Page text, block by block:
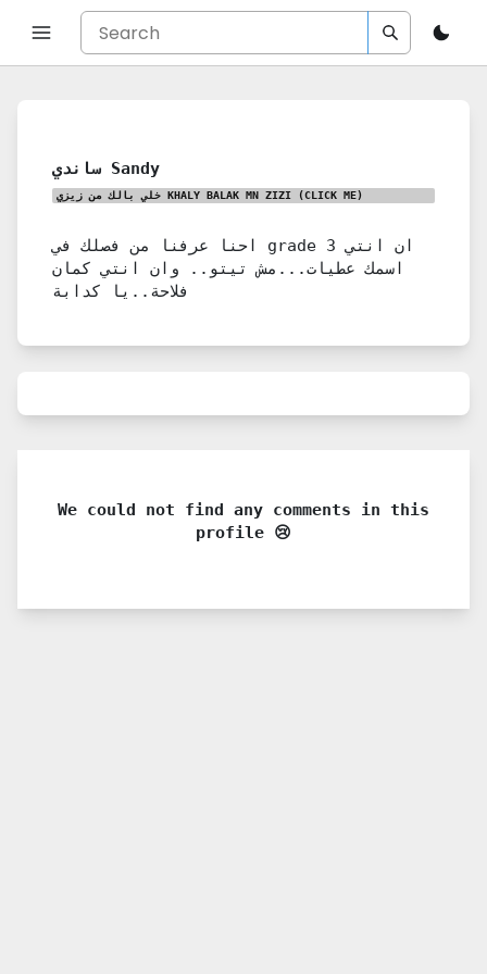
ساندي Sandy
خلي بالك من زيزي KHALY BALAK MN ZIZI (CLICK ME)
احنا عرفنا من فصلك في grade 3 ان انتي
اسمك عطيات...مش تيتو.. وان انتي كمان
فلاحة..يا كدابة
We could not find any comments in this
profile 😢